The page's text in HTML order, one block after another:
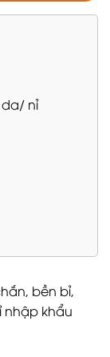
da/ nỉ
bền bỉ,
nhập khẩu